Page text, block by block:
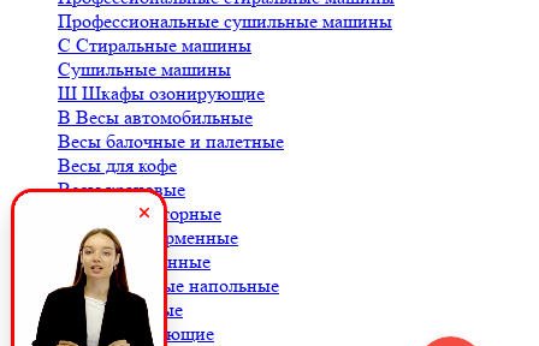
Профессиональные сушильные машины
С Стиральные машины
Сушильные машины
Ш Шкафы озонирующие
В Весы автомобильные
Весы балочные и палетные
Весы для кофе
Весы крановые
Весы лабораторные
Весы платформенные
Весы порционные
Весы товарные напольные
Весы торговые
Комплектующие